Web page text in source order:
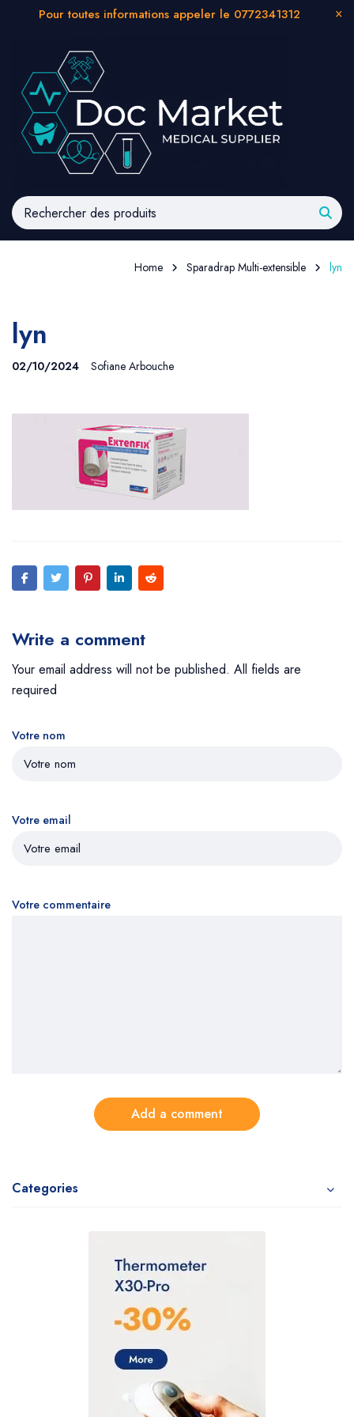
Pour toutes informations appeler le 0772341312
Home Sparadrap Multi-extensible lyn
lyn
02/10/2024 Sofiane Arbouche
Write a comment
Your email address will not be published. All fields are
required
Votre nom
Votre email
Votre commentaire
Add a comment
Categories